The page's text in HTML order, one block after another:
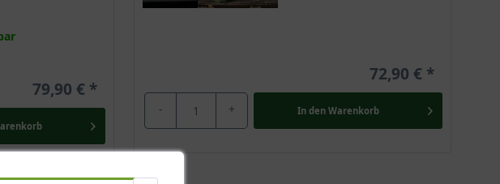
79,90 €
72,90 €
- + In den Warenkorb